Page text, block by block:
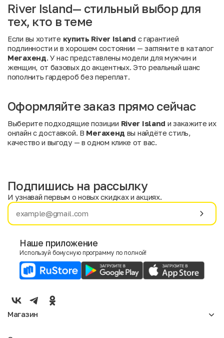
River Island— стильный выбор для
тех, кто в теме
Если вы хотите купить River Island с гарантией
подлинности и в хорошем состоянии — загляните в каталог
Мегахенд . У нас представлены модели для мужчин и
женщин, от базовых до акцентных. Это реальный шанс
пополнить гардероб без переплат.
Оформляйте заказ прямо сейчас
Выберите подходящие позиции River Island и закажите их
онлайн с доставкой. В Мегахенд вы найдёте стиль,
качество и выгоду — в одном клике от вас.
Имя
E-mail
Мужской
Подпишись на рассылку
И узнавай первым о новых скидках и акциях.
Наше приложение
Используй бонусную программу по полной!
Магазин